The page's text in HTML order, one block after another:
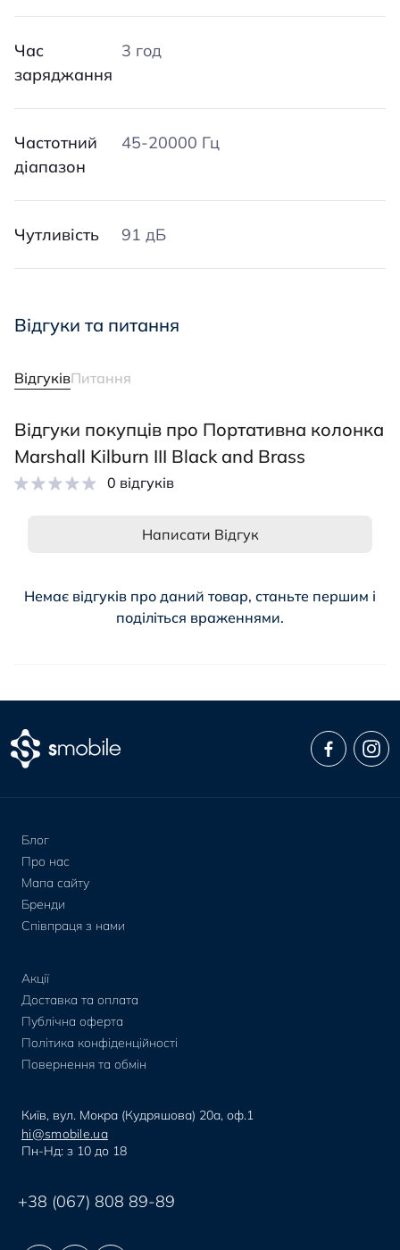
Час
заряджання
3 год
Частотний
діапазон
45-20000 Гц
Чутливість 91 дБ
Відгуки та питання
ВідгуківПитання
Відгуки покупців про Портативна колонка
Marshall Kilburn III Black and Brass
0 відгуків
Написати Відгук
Немає відгуків про даний товар, станьте першим і
поділіться враженнями.
Блог
Про нас
Мапа сайту
Бренди
Співпраця з нами
Акції
Доставка та оплата
Публічна оферта
Політика конфіденційності
Повернення та обмін
Київ, вул. Мокра (Кудряшова) 20а, оф.1
hi@smobile.ua
Пн-Нд: з 10 до 18
+38 (067) 808 89-89